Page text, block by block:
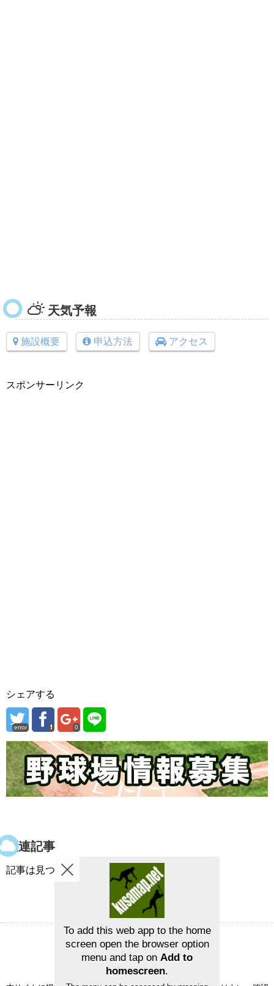
天気予報
施設概要 申込方法 アクセス
スポンサーリンク
シェアする
error 0
関連記事
記事は見つかりませんでした。
草野球グラウンドマップ お問い合せ
草野球グラウンドマップ
To add this web app to the home
screen open the browser option
menu and tap on Add to
homescreen.